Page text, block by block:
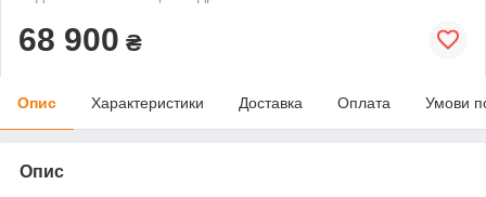
68 900 ₴
Опис Характеристики Доставка Оплата Умови
Опис